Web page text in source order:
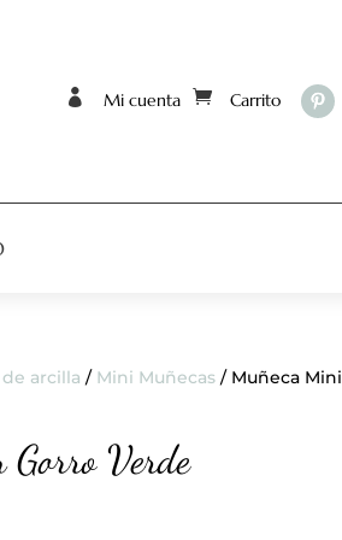
 Mi cuenta  Carrito
arcilla / Mini Muñecas/ Muñeca Mini
Gorro Verde